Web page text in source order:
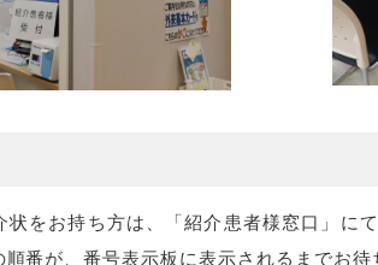
をお持ち方は、「紹介患者様窓口」に
番が、番号表示板に表示されるまでお待